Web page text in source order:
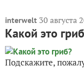
interwelt 30 августа
Какой это
Подскажите,